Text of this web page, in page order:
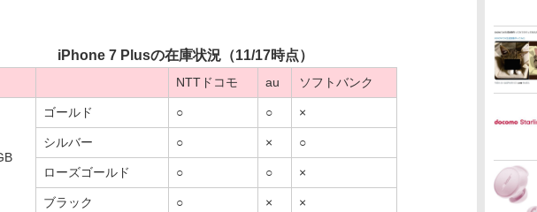
iPhone 7 Plusの在庫状況（11/17時点）
NTTドコモ au ソフトバンク
ゴールド ○ ○ ×
シルバー ○ × ○
ローズゴールド ○ ○ ×
ブラック ○ × ×